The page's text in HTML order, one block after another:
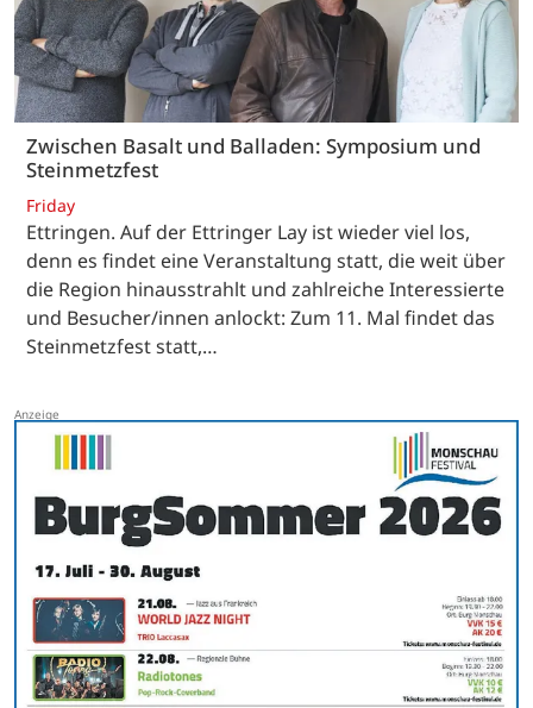
Zwischen Basalt und Balladen: Symposium und
Steinmetzfest
Friday
Ettringen. Auf der Ettringer Lay ist wieder viel los,
denn es findet eine Veranstaltung statt, die weit über
die Region hinausstrahlt und zahlreiche Interessierte
und Besucher/innen anlockt: Zum 11. Mal findet das
Steinmetzfest statt,…